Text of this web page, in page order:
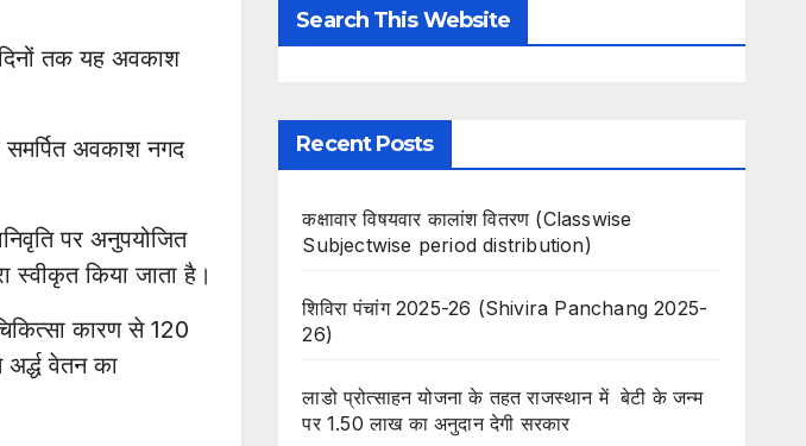
तक यह अवकाश
अवकाश नगद
पर अनुपयोजित
किया जाता है।
कारण से 120
वेतन का
Search This Website
Recent Posts
कक्षावार विषयवार कालांश वितरण (Classwise
Subjectwise period distribution)
शिविरा पंचांग 2025-26 (Shivira Panchang 2025-
26)
लाडो प्रोत्साहन योजना के तहत राजस्थान में बेटी के जन्म
पर 1.50 लाख का अनुदान देगी सरकार